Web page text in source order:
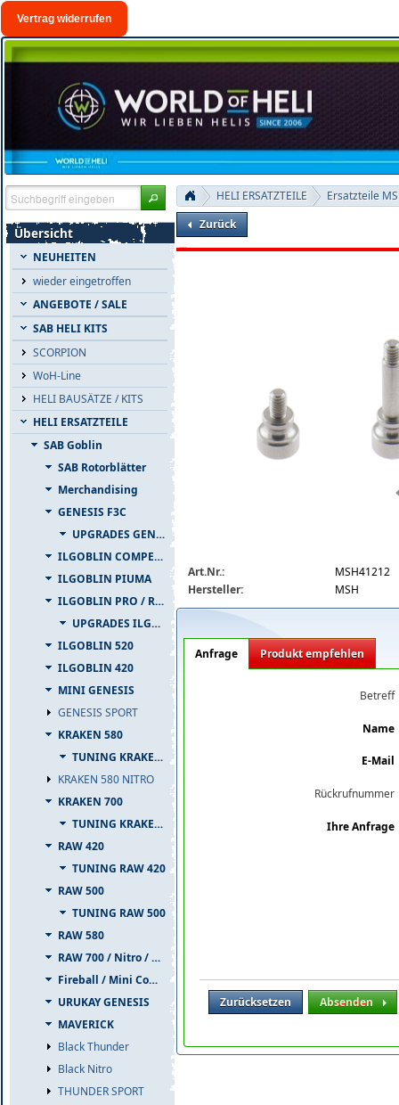
Vertrag widerrufen
Übersicht
NEUHEITEN
wieder eingetroffen
ANGEBOTE / SALE
SAB HELI KITS
SCORPION
WoH-Line
HELI BAUSÄTZE / KITS
HELI ERSATZTEILE
SAB Goblin
SAB Rotorblätter
Merchandising
GENESIS F3C
UPGRADES GENESIS F3C
ILGOBLIN COMPETIZIONE
ILGOBLIN PIUMA
ILGOBLIN PRO / RAW 700
UPGRADES ILGOBLIN PRO / RAW 700
ILGOBLIN 520
ILGOBLIN 420
MINI GENESIS
GENESIS SPORT
KRAKEN 580
TUNING KRAKEN 580
KRAKEN 580 NITRO
KRAKEN 700
TUNING KRAKEN 700
RAW 420
TUNING RAW 420
RAW 500
TUNING RAW 500
RAW 580
RAW 700 / Nitro / PIUMA
Fireball / Mini Comet
URUKAY GENESIS
MAVERICK
Black Thunder
Black Nitro
THUNDER SPORT
HELI ERSATZTEILE
Ersatzteile
Zurück
Art.Nr.:
MSH41212
Hersteller:
MSH
Anfrage Produkt empfehlen
Betreff
Name
E-Mail
Rückrufnummer
Ihre Anfrage
Zurücksetzen Absenden